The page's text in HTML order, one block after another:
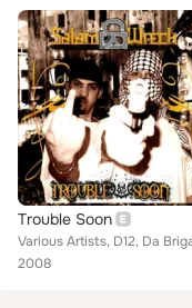
Trouble Soon
2008